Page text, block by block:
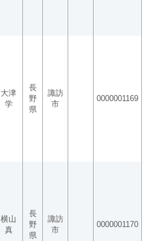
大津
学
長
野
県
諏訪
市
0000001169
横山
真
長
野
県
諏訪
市
0000001170